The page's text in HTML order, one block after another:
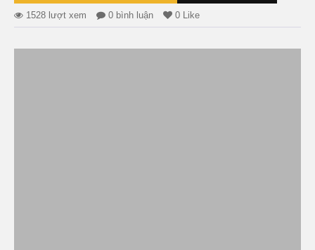
1528 lượt xem
0 bình luận 0 Like